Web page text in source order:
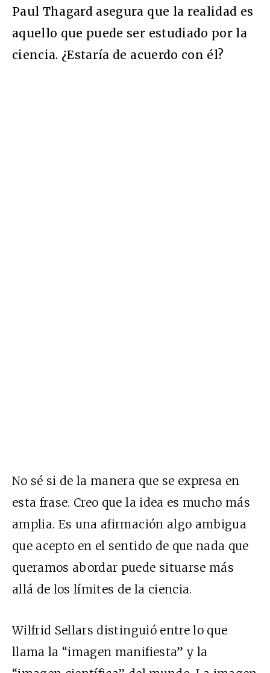
Paul Thagard asegura que la realidad es
aquello que puede ser estudiado por la
ciencia. ¿Estaría de acuerdo con él?
No sé si de la manera que se expresa en
esta frase. Creo que la idea es mucho más
amplia. Es una afirmación algo ambigua
que acepto en el sentido de que nada que
queramos abordar puede situarse más
allá de los límites de la ciencia.
Wilfrid Sellars distinguió entre lo que
llama la “imagen manifiesta” y la